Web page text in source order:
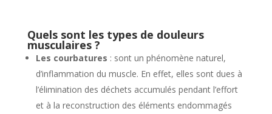
Quels sont les types de douleurs
musculaires ?
Les courbatures : sont un phénomène naturel,
d’inflammation du muscle. En effet, elles sont dues à
l’élimination des déchets accumulés pendant l’effort
et à la reconstruction des éléments endommagés